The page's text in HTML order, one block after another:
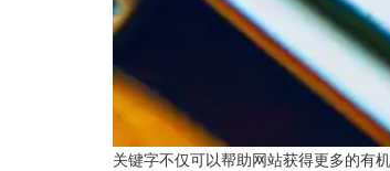
关键字不仅可以帮助网站获得更多的有